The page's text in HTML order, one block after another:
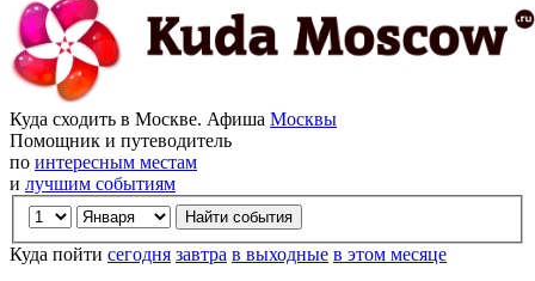
Куда сходить в Москве. Афиша Москвы
Помощник и путеводитель
по интересным местам
и лучшим событиям
Куда пойти сегодня завтра в выходные в этом месяце